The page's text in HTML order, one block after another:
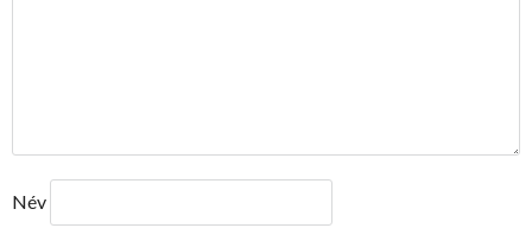
Név